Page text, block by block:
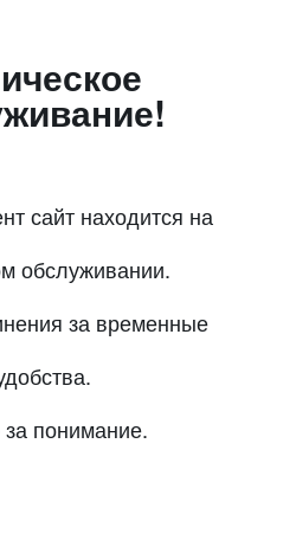
сайт находится на
обслуживании.
за временные
понимание.